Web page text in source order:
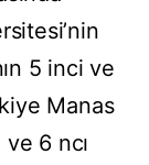
5 inci ve
Manas
6 ncı